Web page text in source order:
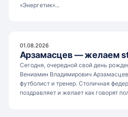
«Энергетик»...
01.08.2026
Арзамасцев — желаем
Сегодня, очередной свой день
Вениамин Владимирович
футболист и тренер. Столичная
поздравляет и желает как говорят